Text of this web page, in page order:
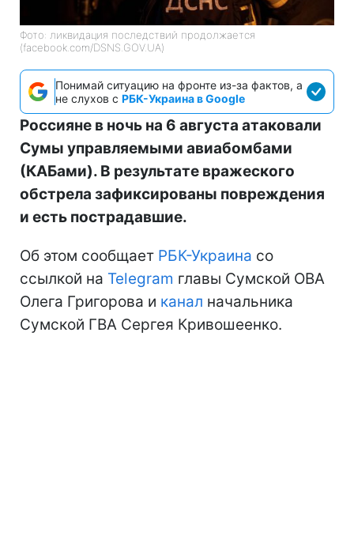
Фото: ликвидация последствий продолжается
(facebook.com/DSNS.GOV.UA)
Понимай ситуацию на фронте из-за фактов, а
не слухов с РБК-Украина в Google
Россияне в ночь на 6 августа атаковали
Сумы управляемыми авиабомбами
(КАБами). В результате вражеского
обстрела зафиксированы повреждения
и есть пострадавшие.
Об этом сообщает РБК-Украина со
ссылкой на Telegram главы Сумской ОВА
Олега Григорова и канал начальника
Сумской ГВА Сергея Кривошеенко.